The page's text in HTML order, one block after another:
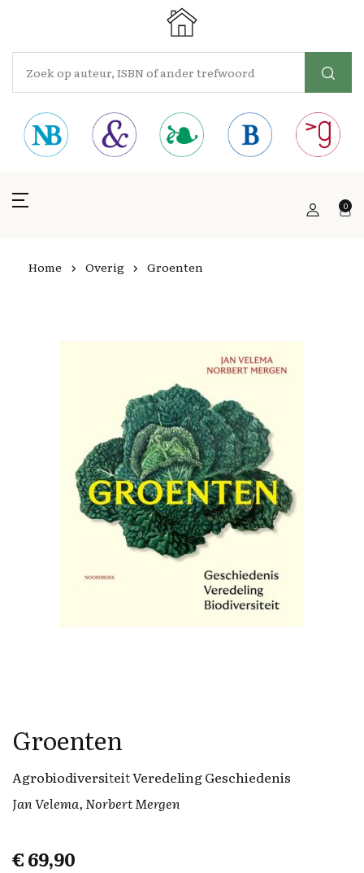
0
Home Overig Groenten
Groenten
Agrobiodiversiteit Veredeling Geschiedenis
Jan Velema, Norbert Mergen
€69,90